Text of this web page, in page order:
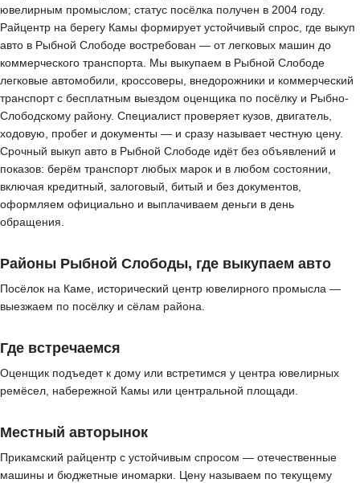
ювелирным промыслом; статус посёлка получен в 2004 году.
Райцентр на берегу Камы формирует устойчивый спрос, где выкуп
авто в Рыбной Слободе востребован — от легковых машин до
коммерческого транспорта. Мы выкупаем в Рыбной Слободе
легковые автомобили, кроссоверы, внедорожники и коммерческий
транспорт с бесплатным выездом оценщика по посёлку и Рыбно-
Слободскому району. Специалист проверяет кузов, двигатель,
ходовую, пробег и документы — и сразу называет честную цену.
Срочный выкуп авто в Рыбной Слободе идёт без объявлений и
показов: берём транспорт любых марок и в любом состоянии,
включая кредитный, залоговый, битый и без документов,
оформляем официально и выплачиваем деньги в день
обращения.
Районы Рыбной Слободы, где выкупаем авто
Посёлок на Каме, исторический центр ювелирного промысла —
выезжаем по посёлку и сёлам района.
Где встречаемся
Оценщик подъедет к дому или встретимся у центра ювелирных
ремёсел, набережной Камы или центральной площади.
Местный авторынок
Прикамский райцентр с устойчивым спросом — отечественные
машины и бюджетные иномарки. Цену называем по текущему